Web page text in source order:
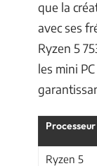
que la
avec ses
Ryzen 5
les mini
Processeur
Ryzen 5